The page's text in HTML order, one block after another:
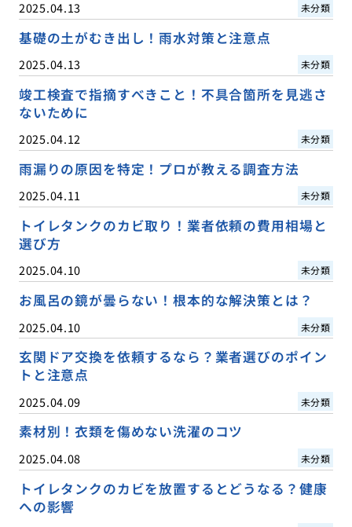
2025.04.13 未分類
基礎の土がむき出し！雨水対策と注意点
2025.04.13 未分類
竣工検査で指摘すべきこと！不具合箇所を見逃さ
ないために
2025.04.12 未分類
雨漏りの原因を特定！プロが教える調査方法
2025.04.11 未分類
トイレタンクのカビ取り！業者依頼の費用相場と
選び方
2025.04.10 未分類
お風呂の鏡が曇らない！根本的な解決策とは？
2025.04.10 未分類
玄関ドア交換を依頼するなら？業者選びのポイン
トと注意点
2025.04.09 未分類
素材別！衣類を傷めない洗濯のコツ
2025.04.08 未分類
トイレタンクのカビを放置するとどうなる？健康
への影響